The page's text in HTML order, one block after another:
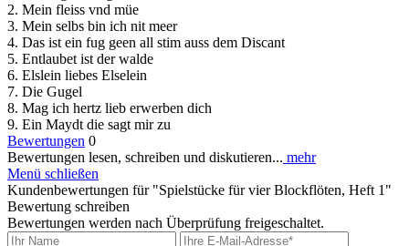
2. Mein fleiss vnd müe
3. Mein selbs bin ich nit meer
4. Das ist ein fug geen all stim auss dem Discant
5. Entlaubet ist der walde
6. Elslein liebes Elselein
7. Die Gugel
8. Mag ich hertz lieb erwerben dich
9. Ein Maydt die sagt mir zu
Bewertungen 0
Bewertungen lesen, schreiben und diskutieren... mehr
Menü schließen
Kundenbewertungen für "Spielstücke für vier Blockflöten, Heft 1"
Bewertung schreiben
Bewertungen werden nach Überprüfung freigeschaltet.